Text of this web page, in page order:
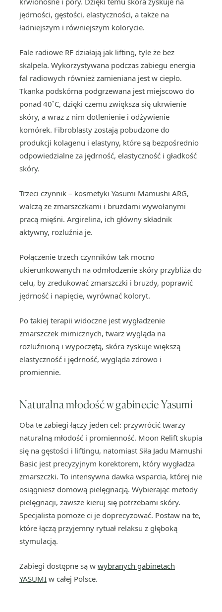
jędrności, gęstości, elastyczności, a także na
ładniejszym i równiejszym kolorycie.
Fale radiowe RF działają jak lifting, tyle że bez
skalpela. Wykorzystywana podczas zabiegu energia
fal radiowych również zamieniana jest w ciepło.
Tkanka podskórna podgrzewana jest miejscowo do
ponad 40˚C, dzięki czemu zwiększa się ukrwienie
skóry, a wraz z nim dotlenienie i odżywienie
komórek. Fibroblasty zostają pobudzone do
produkcji kolagenu i elastyny, które są bezpośrednio
odpowiedzialne za jędrność, elastyczność i gładkość
skóry.
Trzeci czynnik – kosmetyki Yasumi Mamushi ARG,
walczą ze zmarszczkami i bruzdami wywołanymi
pracą mięśni. Argirelina, ich główny składnik
aktywny, rozluźnia je.
Połączenie trzech czynników tak mocno
ukierunkowanych na odmłodzenie skóry przybliża do
celu, by zredukować zmarszczki i bruzdy, poprawić
jędrność i napięcie, wyrównać koloryt.
Po takiej terapii widoczne jest wygładzenie
zmarszczek mimicznych, twarz wygląda na
rozluźnioną i wypoczętą, skóra zyskuje większą
elastyczność i jędrność, wygląda zdrowo i
promiennie.
Naturalna młodość w gabinecie Yasumi
Oba te zabiegi łączy jeden cel: przywrócić twarzy
naturalną młodość i promienność. Moon Relift skupia
się na gęstości i liftingu, natomiast Siła Jadu Mamushi
Basic jest precyzyjnym korektorem, który wygładza
zmarszczki. To intensywna dawka wsparcia, której nie
osiągniesz domową pielęgnacją. Wybierając metody
pielęgnacji, zawsze kieruj się potrzebami skóry.
Specjalista pomoże ci je doprecyzować. Postaw na te,
które łączą przyjemny rytuał relaksu z głęboką
stymulacją.
Zabiegi dostępne są w wybranych gabinetach
YASUMI w całej Polsce.